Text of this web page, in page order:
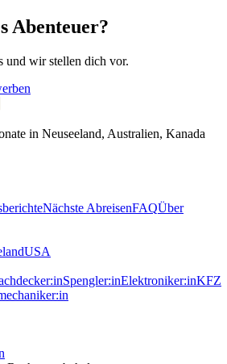
Abenteuer?
und wir stellen dich vor.
in Neuseeland, Australien, Kanada
Nächste AbreisenFAQÜber
USA
Spengler:inElektroniker:inKFZ